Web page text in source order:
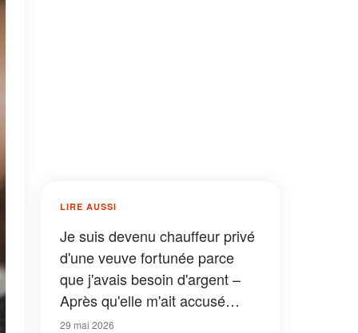
LIRE AUSSI
Je suis devenu chauffeur privé
d'une veuve fortunée parce
que j'avais besoin d'argent –
Après qu'elle m'ait accusé
d'avoir volé sa broche en
29 mai 2026